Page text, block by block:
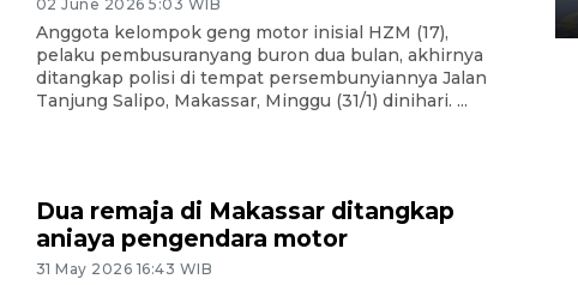
02 June 2026 5:03 WIB
Anggota kelompok geng motor inisial HZM (17),
pelaku pembusuranyang buron dua bulan, akhirnya
ditangkap polisi di tempat persembunyiannya Jalan
Tanjung Salipo, Makassar, Minggu (31/1) dinihari. ...
Dua remaja di Makassar ditangkap
aniaya pengendara motor
31 May 2026 16:43 WIB
02 April 2026 12:51 WIB